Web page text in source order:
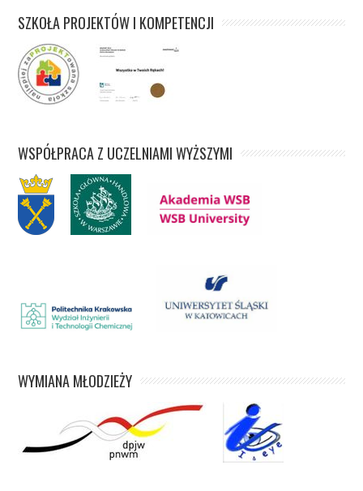
SZKOŁA PROJEKTÓW I KOMPETENCJI
WSPÓŁPRACA Z UCZELNIAMI WYŻSZYMI
WYMIANA MŁODZIEŻY